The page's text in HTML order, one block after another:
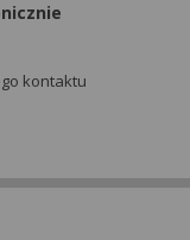
kontaktu
rejestracji